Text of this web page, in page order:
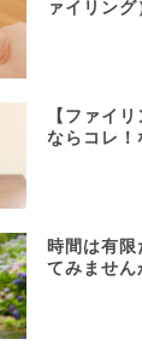
ァイリング
【ファイ
ならコレ！
時間は有限
てみません